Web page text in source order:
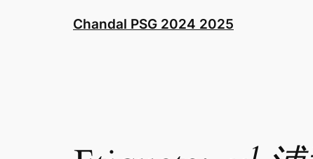
Chandal PSG 2024 2025